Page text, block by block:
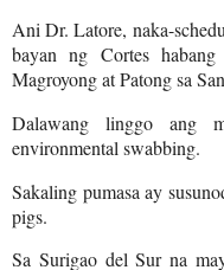
Ani Dr. Latore, naka-
bayan ng Cortes
Magroyong at Patong sa
Dalawang linggo ang
environmental swabbing.
Sakaling pumasa ay
pigs.
Sa Surigao del Sur na